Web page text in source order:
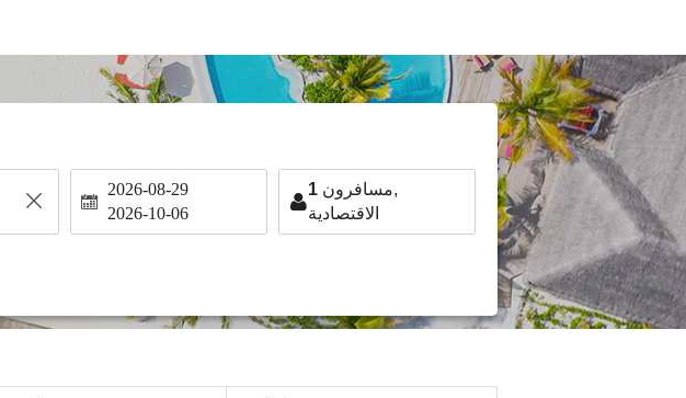
2026-08-29
2026-10-06
1
مسافرون,
الاقتصادية